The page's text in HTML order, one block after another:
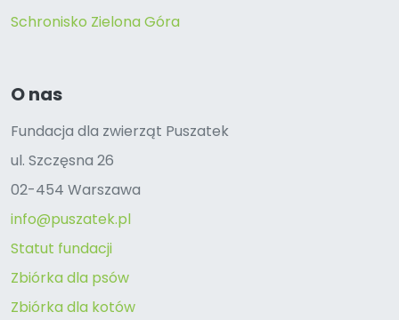
Schronisko Zielona Góra
O nas
Fundacja dla zwierząt Puszatek
ul. Szczęsna 26
02-454 Warszawa
info@puszatek.pl
Statut fundacji
Zbiórka dla psów
Zbiórka dla kotów